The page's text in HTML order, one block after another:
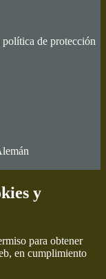
política de protección
y
para obtener
en cumplimiento